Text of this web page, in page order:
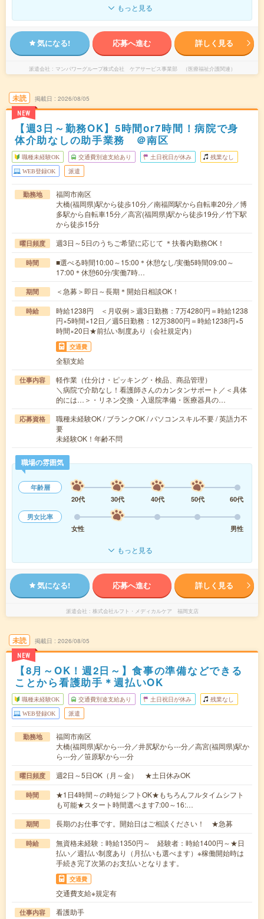
もっと見る
気になる! 応募へ進む 詳しく見る
派遣会社 マンパワーグループ株式会社 ケアサービス事業部 （医療福祉介護関連）
未読
NEW
掲載日 2026/08/05
【週3日～勤務OK】5時間or7時間！病院で身
体介助なしの助手業務 ＠南区
職種未経験OK 交通費別途支給あり 土日祝日が休み 残業なし
WEB登録OK 派遣
勤務地
福岡市南区
大橋(福岡県)駅から徒歩10分／南福岡駅から自転車20分／博
多駅から自転車15分／高宮(福岡県)駅から徒歩19分／竹下駅
から徒歩15分
曜日頻度 週3日～5日のうちご希望に応じて ＊扶養内勤務OK！
時間
■選べる時間10:00～15:00＊休憩なし/実働5時間09:00～
17:00＊休憩60分/実働7時…
期間 ＜急募＞即日～長期＊開始日相談OK！
時給
時給1238円 ＜月収例＞週3日勤務：7万4280円＝時給1238
円×5時間×12日／週5日勤務：12万3800円＝時給1238円×5
時間×20日★前払い制度あり（会社規定内）
交通費
全額支給
仕事内容
軽作業（仕分け・ピッキング・検品、商品管理）
＼病院で介助なし！看護師さんのカンタンサポート／＜具体
的には…＞・リネン交換・入退院準備・医療器具の…
応募資格
職種未経験OK / ブランクOK / パソコンスキル不要 / 英語力不
要
未経験OK！年齢不問
職場の雰囲気
年齢層
20代
30代 40代 50代
60代
男女比率
女性
男性
もっと見る
気になる! 応募へ進む 詳しく見る
派遣会社 株式会社ルフト・メディカルケア 福岡支店
未読
NEW
掲載日 2026/08/05
【8月～OK！週2日～】食事の準備などできる
ことから看護助手＊週払いOK
職種未経験OK 交通費別途支給あり 土日祝日が休み 残業なし
WEB登録OK 派遣
勤務地
福岡市南区
大橋(福岡県)駅から---分／井尻駅から---分／高宮(福岡県)駅か
ら---分／笹原駅から---分
曜日頻度 週2日～5日OK（月～金） ★土日休みOK
時間
★1日4時間～の時短シフトOK★もちろんフルタイムシフト
も可能★スタート時間選べます7:00～16:…
期間 長期のお仕事です。開始日はご相談ください！ ★急募
時給
無資格未経験：時給1350円～ 経験者：時給1400円～★日
払い／週払い制度あり（月払いも選べます）※稼働開始時は
手続き完了次第のお支払いとなります。
交通費
交通費支給※規定有
仕事内容
看護助手